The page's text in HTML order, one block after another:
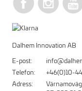
Dalhem Innovation AB
E-post:
Telefon:
+46(0)10-
Adress: